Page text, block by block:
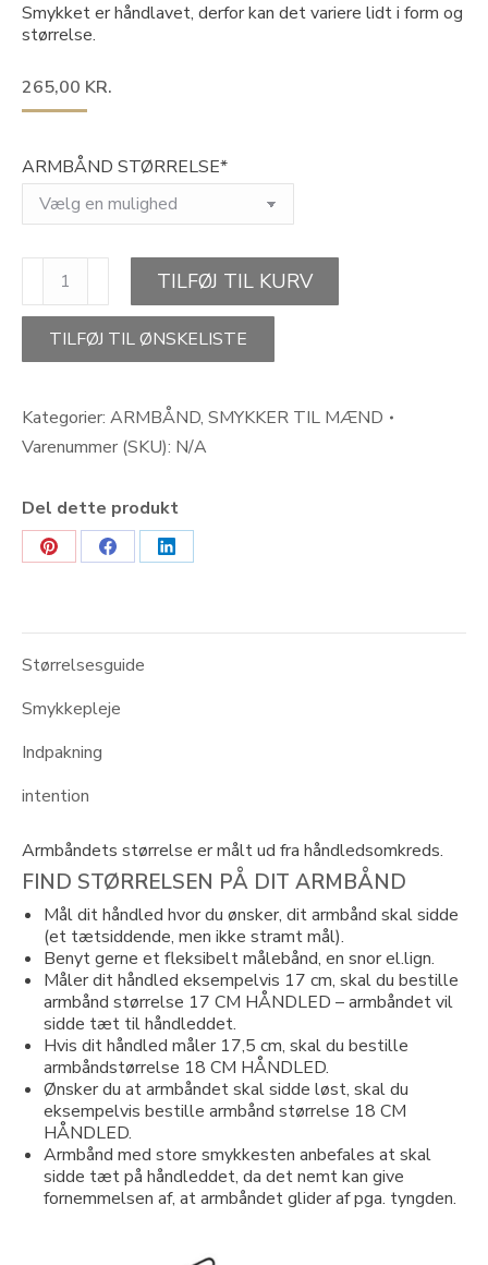
Smykket er håndlavet, derfor kan det variere lidt i form og
størrelse.
265,00 KR.
ARMBÅND STØRRELSE*
LOVE-
armbånd
TILFØJ TIL KURV
TILFØJ TIL ØNSKELISTE
Kategorier: ARMBÅND, SMYKKER TIL MÆND
Varenummer (SKU): N/A
Del dette produkt
Share
Pinterest
Share
Facebook
Share
LinkedIn
Størrelsesguide
Smykkepleje
Indpakning
intention
Armbåndets størrelse er målt ud fra håndledsomkreds.
FIND STØRRELSEN PÅ DIT ARMBÅND
Mål dit håndled hvor du ønsker, dit armbånd skal sidde
(et tætsiddende, men ikke stramt mål).
Benyt gerne et fleksibelt målebånd, en snor el.lign.
Måler dit håndled eksempelvis 17 cm, skal du bestille
armbånd størrelse 17 CM HÅNDLED – armbåndet vil
sidde tæt til håndleddet.
Hvis dit håndled måler 17,5 cm, skal du bestille
armbåndstørrelse 18 CM HÅNDLED.
Ønsker du at armbåndet skal sidde løst, skal du
eksempelvis bestille armbånd størrelse 18 CM
HÅNDLED.
Armbånd med store smykkesten anbefales at skal
sidde tæt på håndleddet, da det nemt kan give
fornemmelsen af, at armbåndet glider af pga. tyngden.